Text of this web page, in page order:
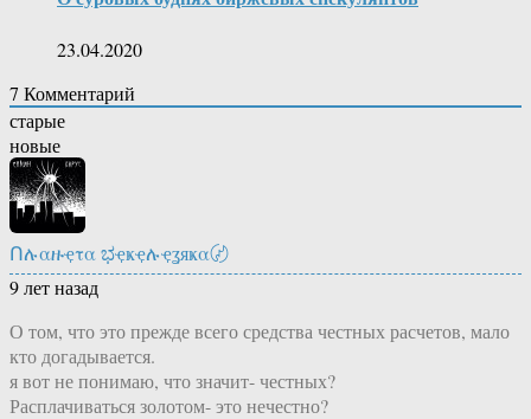
23.04.2020
7 Комментарий
старые
новые
Ոሉαዙҿτα ಭҿҝҿሉҿʓяҝα〄
9 лет назад
О том, что это прежде всего средства честных расчетов, мало
кто догадывается.
я вот не понимаю, что значит- честных?
Расплачиваться золотом- это нечестно?